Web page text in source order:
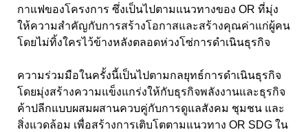
กาแฟของโครงการ ซึ่งเป็นไปตามแนวทางของ OR ที่มุ่ง
ให้ความสำคัญกับการสร้างโอกาสและสร้างคุณค่าแก่ผู้คน
โดยไม่ทิ้งใครไว้ข้างหลังตลอดห่วงโซ่การดำเนินธุรกิจ
ความร่วมมือในครั้งนี้เป็นไปตามกลยุทธ์การดำเนินธุรกิจ
โดยมุ่งสร้างความแข็งแกร่งให้กับธุรกิจพลังงานและธุรกิจ
ค้าปลีกแบบผสมผสานควบคู่กับการดูแลสังคม ชุมชน และ
สิ่งแวดล้อม เพื่อสร้างการเติบโตตามแนวทาง OR SDG ใน